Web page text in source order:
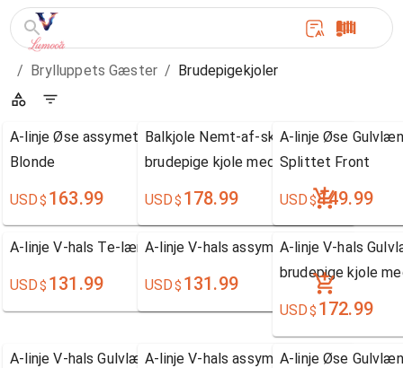
/ Brylluppets Gæster / Brudepigekjoler
A-linje Øse assymetrisk Satin brudepige kjole med
Blonde
USD$ 163.99
Balkjole Nemt-af-skulderen
brudepige kjole med Splittet Front
USD$ 178.99
A-linje Øse
Splittet Front
USD$149.99
A-linje V-hals Te-længde Chiffon brudepige kjole
USD$ 131.99
A-linje V-hals assymetrisk Chiffon
USD$ 131.99
A-linje V-hals
brudepige kjole
USD$ 172.99
A-linje V-hals Gulvlængde Chiffon brudepige kjole
A-linje V-hals assymetrisk Chiffon
A-linje Øse